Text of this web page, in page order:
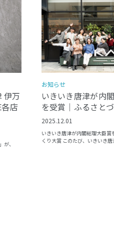
伊万
店
、
お知らせ
いきいき唐津が内
を受賞｜ふるさと
2025.12.01
いきいき唐津が内閣総理大臣賞
くり大賞 このたび、いきいき